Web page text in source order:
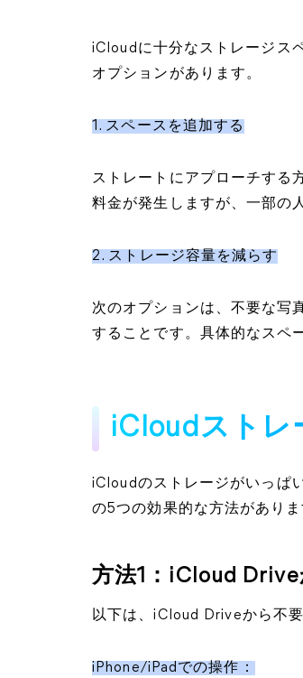
iCloudに十分なストレージス
オプションがあります。
1. スペースを追加する
ストレートにアプローチする
料金が発生しますが、一部の
2. ストレージ容量を減らす
次のオプションは、不要な写
することです。具体的なスペ
iCloudストレ
iCloudのストレージがいっぱ
の5つの効果的な方法があり
方法1：iCloud
以下は、iCloud Driveから不
iPhone/iPadでの操作：